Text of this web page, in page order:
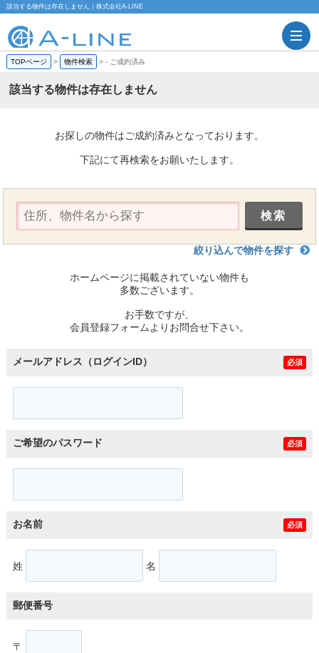
該当する物件は存在しません｜株式会社A-LINE
TOPページ > 物件検索 >- ご成約済み
該当する物件は存在しません
お探しの物件はご成約済みとなっております。
下記にて再検索をお願いたします。
絞り込んで物件を探す
ホームページに掲載されていない物件も
多数ございます。
お手数ですが、
会員登録フォームよりお問合せ下さい。
メールアドレス（ログインID） 必須
ご希望のパスワード 必須
お名前 必須
姓 名
郵便番号
〒